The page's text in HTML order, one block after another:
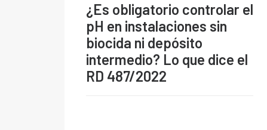
¿Es obligatorio controlar el
pH en instalaciones sin
biocida ni depósito
intermedio? Lo que dice el
RD 487/2022